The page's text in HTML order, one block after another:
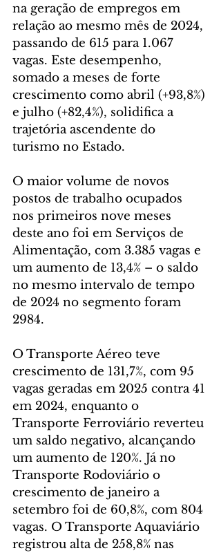
na geração de empregos em
relação ao mesmo mês de 2024,
passando de 615 para 1.067
vagas. Este desempenho,
somado a meses de forte
crescimento como abril (+93,8%)
e julho (+82,4%), solidifica a
trajetória ascendente do
turismo no Estado.
O maior volume de novos
postos de trabalho ocupados
nos primeiros nove meses
deste ano foi em Serviços de
Alimentação, com 3.385 vagas e
um aumento de 13,4% – o saldo
no mesmo intervalo de tempo
de 2024 no segmento foram
2984.
O Transporte Aéreo teve
crescimento de 131,7%, com 95
vagas geradas em 2025 contra 41
em 2024, enquanto o
Transporte Ferroviário reverteu
um saldo negativo, alcançando
um aumento de 120%. Já no
Transporte Rodoviário o
crescimento de janeiro a
setembro foi de 60,8%, com 804
vagas. O Transporte Aquaviário
registrou alta de 258,8% nas